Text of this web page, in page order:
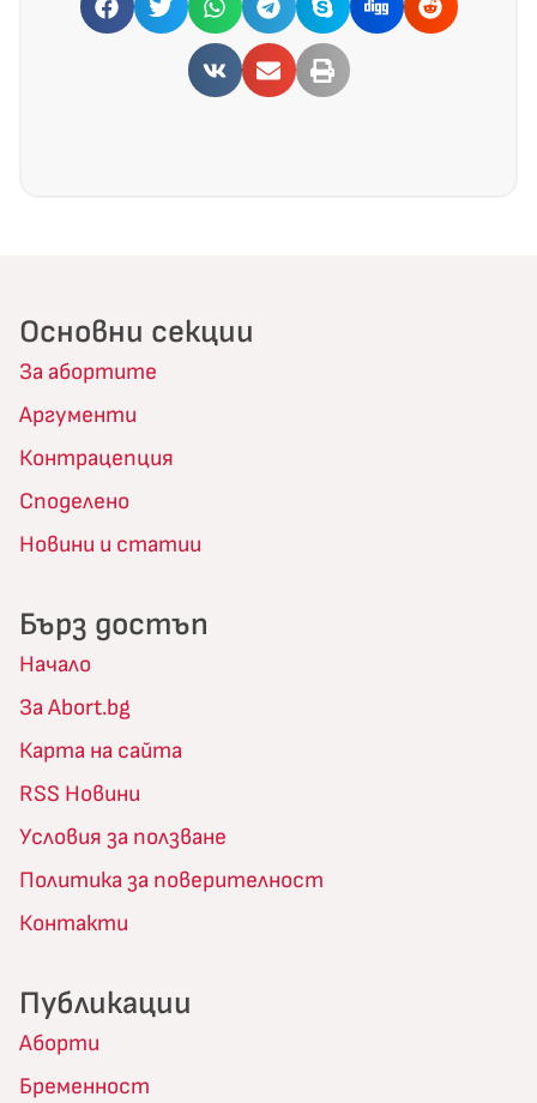
Основни секции
За абортите
Аргументи
Контрацепция
Споделено
Новини и статии
Бърз достъп
Начало
За Abort.bg
Карта на сайта
RSS Новини
Условия за ползване
Политика за поверителност
Контакти
Публикации
Аборти
Бременност